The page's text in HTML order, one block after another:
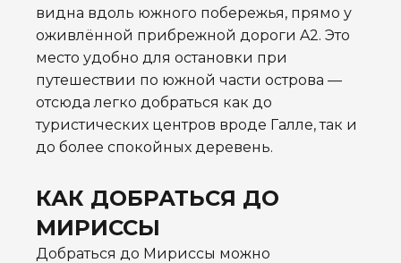
видна вдоль южного побережья, прямо у
оживлённой прибрежной дороги A2. Это
место удобно для остановки при
путешествии по южной части острова —
отсюда легко добраться как до
туристических центров вроде Галле, так и
до более спокойных деревень.
КАК ДОБРАТЬСЯ ДО
МИРИССЫ
Добраться до Мириссы можно